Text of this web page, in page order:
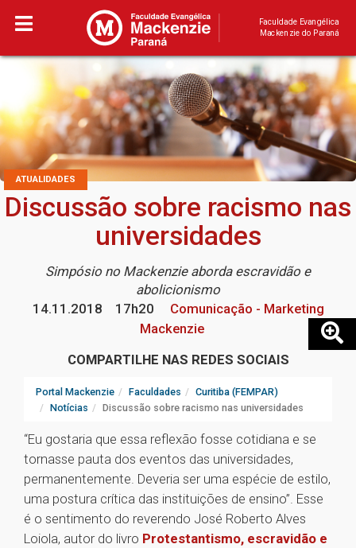
Faculdade Evangélica
Mackenzie do Paraná
ATUALIDADES
Discussão sobre racismo nas
universidades
Simpósio no Mackenzie aborda escravidão e
abolicionismo
14.11.2018
17h20
Comunicação - Marketing
Mackenzie
COMPARTILHE NAS REDES SOCIAIS
Portal Mackenzie Faculdades
Curitiba (FEMPAR)
Notícias
Discussão sobre racismo nas universidades
“Eu gostaria que essa reflexão fosse cotidiana e se
tornasse pauta dos eventos das universidades,
permanentemente. Deveria ser uma espécie de estilo,
uma postura crítica das instituições de ensino”. Esse
é o sentimento do reverendo José Roberto Alves
Loiola, autor do livro Protestantismo, escravidão e